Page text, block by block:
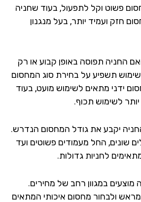
וקל לתפעול, בעוד שחניה
ועמיד יותר, בעל מנגנון
תפוסה באופן קבוע או רק
תשפיע על בחירת סוג המחסום
מתאים לשימוש מועט, בעוד
תכוף.
יקבע את גודל המחסום הנדרש.
החל מעמודים פשוטים ועד
לחניות גדולות.
במגוון רחב של מחירים.
מחסום איכותי המתאים